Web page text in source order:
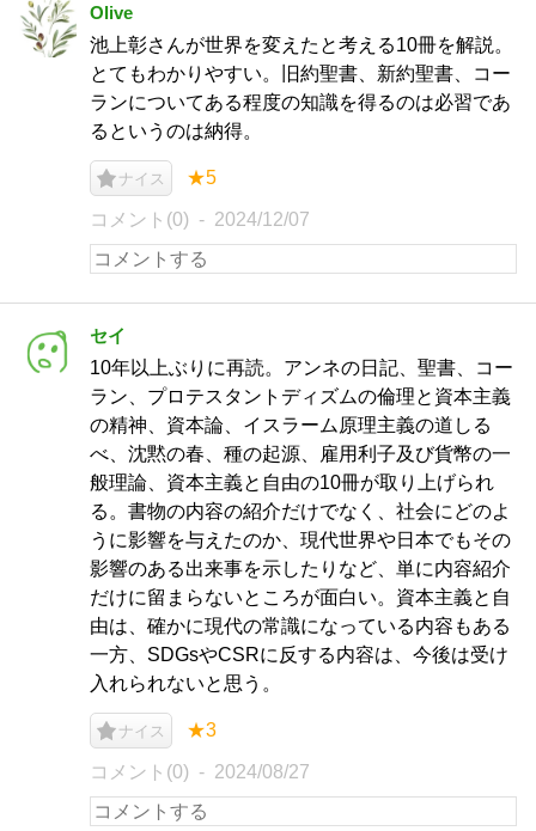
Olive
池上彰さんが世界を変えたと考える10冊を解説。
とてもわかりやすい。旧約聖書、新約聖書、コー
ランについてある程度の知識を得るのは必習であ
るというのは納得。
ナイス ★5
コメント(0) 2024/12/07
セイ
10年以上ぶりに再読。アンネの日記、聖書、コー
ラン、プロテスタントディズムの倫理と資本主義
の精神、資本論、イスラーム原理主義の道しる
べ、沈黙の春、種の起源、雇用利子及び貨幣の一
般理論、資本主義と自由の10冊が取り上げられ
る。書物の内容の紹介だけでなく、社会にどのよ
うに影響を与えたのか、現代世界や日本でもその
影響のある出来事を示したりなど、単に内容紹介
だけに留まらないところが面白い。資本主義と自
由は、確かに現代の常識になっている内容もある
一方、SDGsやCSRに反する内容は、今後は受け
入れられないと思う。
ナイス ★3
コメント(0) 2024/08/27